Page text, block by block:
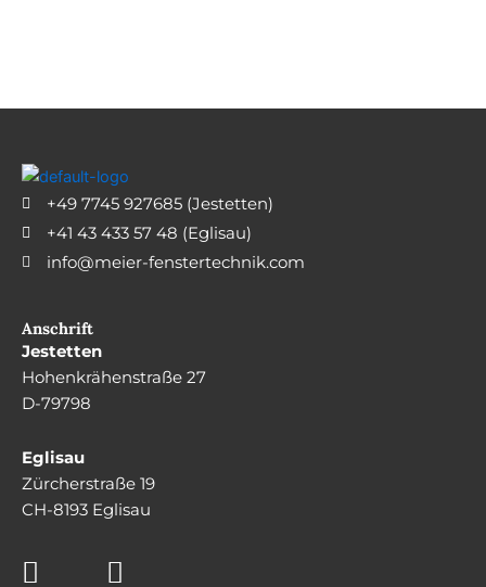
+49 7745 927685 (Jestetten)
+41 43 433 57 48 (Eglisau)
info@meier-fenstertechnik.com
Anschrift
Jestetten
Hohenkrähenstraße 27
D-79798
Eglisau
Zürcherstraße 19
CH-8193 Eglisau